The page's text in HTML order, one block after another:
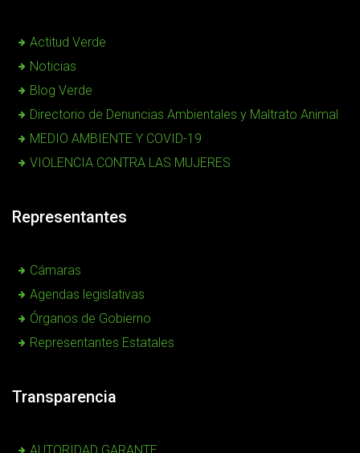
Actitud Verde
Noticias
Blog Verde
Directorio de Denuncias Ambientales y Maltrato Animal
MEDIO AMBIENTE Y COVID-19
VIOLENCIA CONTRA LAS MUJERES
Representantes
Cámaras
Agendas legislativas
Órganos de Gobierno
Representantes Estatales
Transparencia